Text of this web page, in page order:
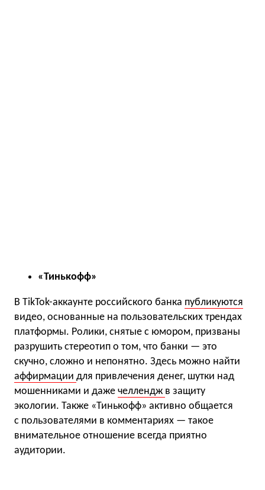
«Тинькофф»
В TikTok-аккаунте российского банка публикуются
видео, основанные на пользовательских трендах
платформы. Ролики, снятые с юмором, призваны
разрушить стереотип о том, что банки — это
скучно, сложно и непонятно. Здесь можно найти
аффирмации для привлечения денег, шутки над
мошенниками и даже челлендж в защиту
экологии. Также «Тинькофф» активно общается
с пользователями в комментариях — такое
внимательное отношение всегда приятно
аудитории.